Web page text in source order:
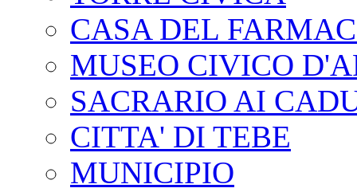
CASA DEL
MUSEO CIVICO
SACRARIO AI
CITTA' DI TEBE
MUNICIPIO